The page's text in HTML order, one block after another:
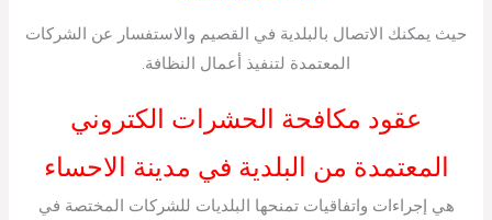
حيث يمكنك الاتصال بالبلدية في القصيم والاستفسار عن الشركات
المعتمدة لتنفيذ أعمال النظافة.
عقود مكافحة الحشرات الكتروني
المعتمدة من البلدية في مدينة الاحساء
هي إجراءات واتفاقيات تمنحها البلديات للشركات المختصة في